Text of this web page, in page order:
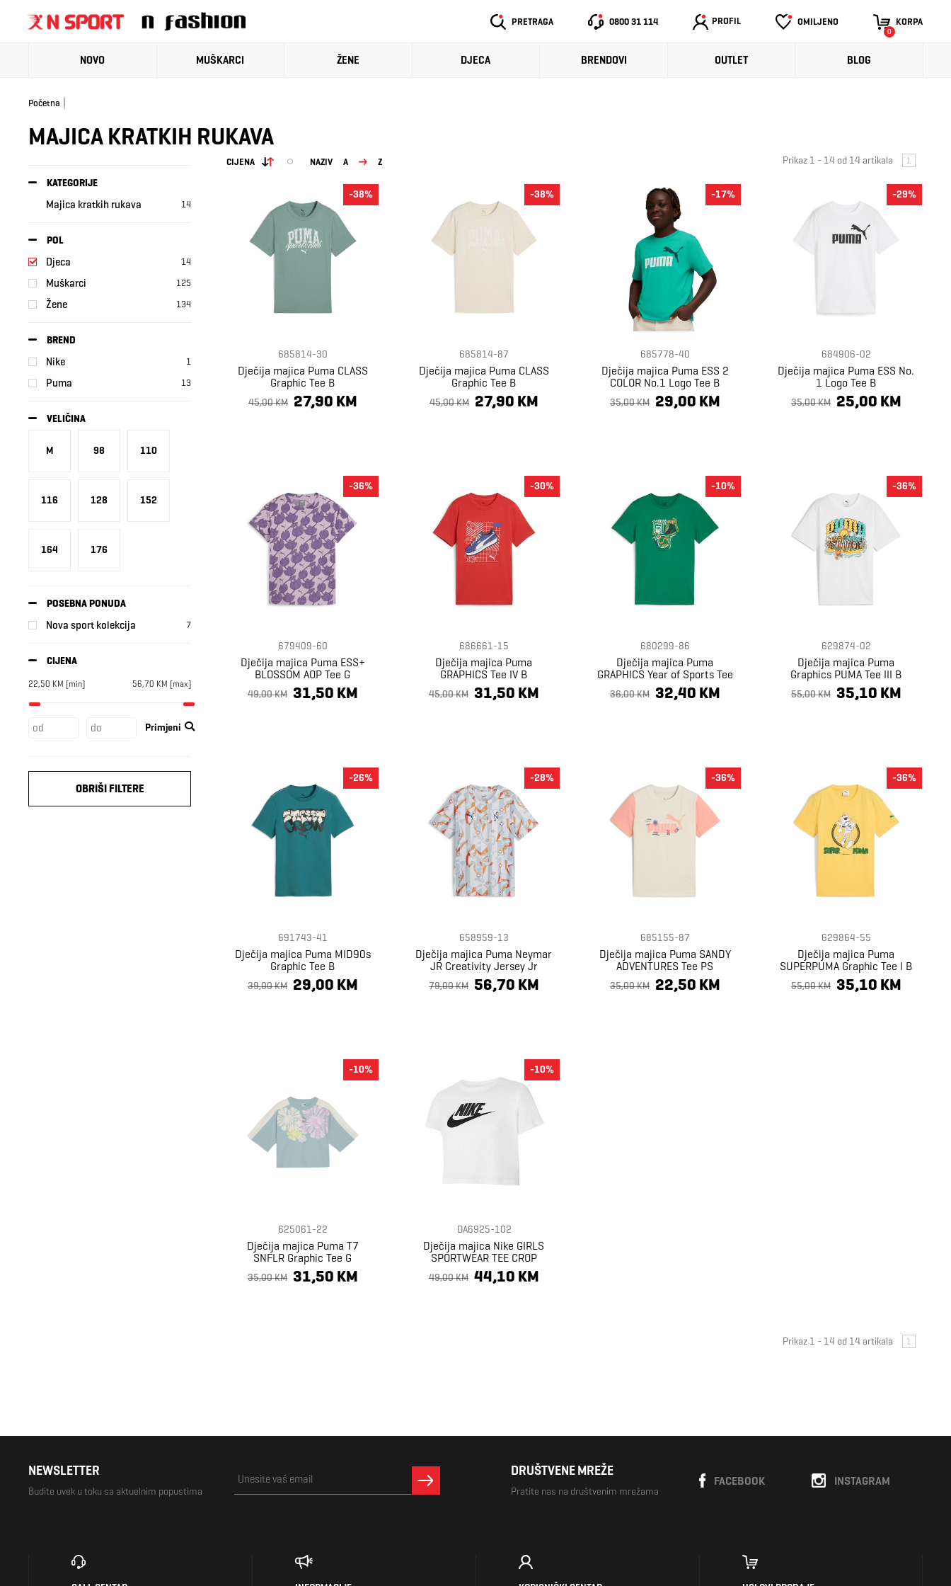
PRETRAGA 0800 31 114 PROFIL OMILJENO KORPA
0
NOVO MUŠKARCI ŽENE DJECA BRENDOVI OUTLET BLOG
Početna
MAJICA KRATKIH RUKAVA
KATEGORIJE
Majica kratkih rukava 14
POL
Djeca 14
Muškarci 125
Žene 134
BREND
Nike 1
Puma 13
VELIČINA
M 98 110
116 128 152
164 176
POSEBNA PONUDA
Nova sport kolekcija 7
CIJENA
22,50 KM [min] 56,70 KM [max]
Primjeni
OBRIŠI FILTERE
CIJENA NAZIV A Z Prikaz 1 - 14 od 14 artikala 1
685814-30
Dječija majica Puma CLASS
Graphic Tee B
45,00 KM 27,90 KM
-38%
685814-87
Dječija majica Puma CLASS
Graphic Tee B
45,00 KM 27,90 KM
-38%
685778-40
Dječija majica Puma ESS 2
COLOR No.1 Logo Tee B
35,00 KM 29,00 KM
-17%
684906-02
Dječija majica Puma ESS No.
1 Logo Tee B
35,00 KM 25,00 KM
-29%
679409-60
Dječija majica Puma ESS+
BLOSSOM AOP Tee G
49,00 KM 31,50 KM
-36%
686661-15
Dječija majica Puma
GRAPHICS Tee IV B
45,00 KM 31,50 KM
-30%
680299-86
Dječija majica Puma
GRAPHICS Year of Sports Tee
B
36,00 KM 32,40 KM
-10%
629874-02
Dječija majica Puma
Graphics PUMA Tee III B
55,00 KM 35,10 KM
-36%
691743-41
Dječija majica Puma MID90s
Graphic Tee B
39,00 KM 29,00 KM
-26%
658959-13
Dječija majica Puma Neymar
JR Creativity Jersey Jr
79,00 KM 56,70 KM
-28%
685155-87
Dječija majica Puma SANDY
ADVENTURES Tee PS
35,00 KM 22,50 KM
-36%
629864-55
Dječija majica Puma
SUPERPUMA Graphic Tee I B
55,00 KM 35,10 KM
-36%
625061-22
Dječija majica Puma T7
SNFLR Graphic Tee G
35,00 KM 31,50 KM
-10%
DA6925-102
Dječija majica Nike GIRLS
SPORTWEAR TEE CROP
FUTURA
49,00 KM 44,10 KM
-10%
Prikaz 1 - 14 od 14 artikala 1
NEWSLETTER
Budite uvek u toku sa aktuelnim popustima
DRUŠTVENE MREŽE
Pratite nas na društvenim mrežama
INSTAGRAM
FACEBOOK